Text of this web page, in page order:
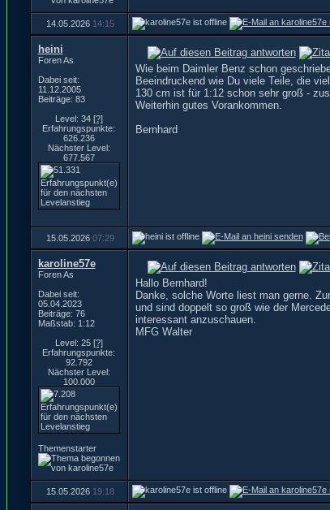
14.05.2026 14:15
heini
Foren As
Dabei seit:
11.12.2005
Beiträge: 83
Level: 34 [?]
Erfahrungspunkte:
626.236
Nächster Level:
677.567
Wie beim Daimler Benz schon
Beeindruckend wie Du viele Teile, die
130 cm ist für 1:12 schon sehr groß -
Weiterhin gutes Vorankommen.
Bernhard
15.05.2026 07:29
karoline57e
Foren As
Dabei seit:
05.04.2023
Beiträge: 76
Maßstab: 1:12
Level: 25 [?]
Erfahrungspunkte:
92.792
Nächster Level:
100.000
Themenstarter
Hallo Bernhard!
Danke, solche Worte liest man gerne.
und sind doppelt so groß wie der
interessant anzuschauen.
MFG Walter
15.05.2026 19:18